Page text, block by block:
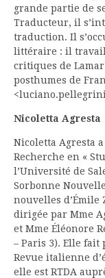
grande partie de
Traducteur, il
traduction. Il
littéraire : il
critiques de
posthumes de
Nicoletta Agresta
Nicoletta Agresta
Recherche en «
l’Université de
Sorbonne
nouvelles d’Émile
dirigée par Mme
et Mme Éléonore
– Paris 3). Elle fait
Revue italienne
elle est RTDA